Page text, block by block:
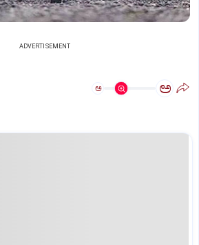
ADVERTISEMENT
ಅ ಅ